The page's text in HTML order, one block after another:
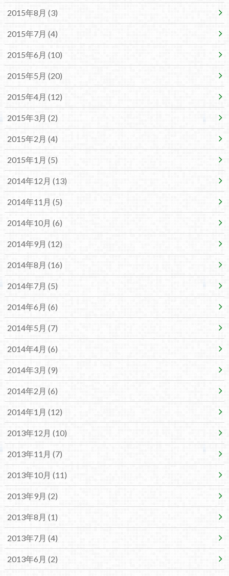
2015年8月 (3)
2015年7月 (4)
2015年6月 (10)
2015年5月 (20)
2015年4月 (12)
2015年3月 (2)
2015年2月 (4)
2015年1月 (5)
2014年12月 (13)
2014年11月 (5)
2014年10月 (6)
2014年9月 (12)
2014年8月 (16)
2014年7月 (5)
2014年6月 (6)
2014年5月 (7)
2014年4月 (6)
2014年3月 (9)
2014年2月 (6)
2014年1月 (12)
2013年12月 (10)
2013年11月 (7)
2013年10月 (11)
2013年9月 (2)
2013年8月 (1)
2013年7月 (4)
2013年6月 (2)